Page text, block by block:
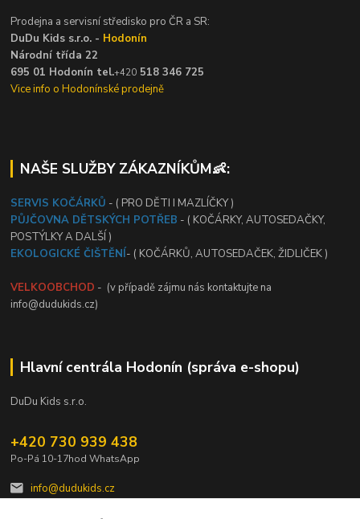
Prodejna a servisní středisko pro ČR a SR:
DuDu Kids s.r.o. - Hodonín
Národní třída 22
695 01 Hodonín tel.+420 518 346 725
Vice info o Hodonínské prodejně
NAŠE SLUŽBY ZÁKAZNÍKŮM👶:
SERVIS KOČÁRKŮ - ( PRO DĚTI I MAZLÍČKY )
PŮJČOVNA DĚTSKÝCH POTŘEB - ( KOČÁRKY, AUTOSEDAČKY,
POSTÝLKY A DALŠÍ )
EKOLOGICKÉ ČIŠTĚNÍ- ( KOČÁRKŮ, AUTOSEDAČEK, ŽIDLIČEK )
VELKOOBCHOD - (v případě zájmu nás kontaktujte na
info@dudukids.cz)
Hlavní centrála Hodonín (správa e-shopu)
DuDu Kids s.r.o.
+420 730 939 438
Po-Pá 10-17hod WhatsApp
info@dudukids.cz